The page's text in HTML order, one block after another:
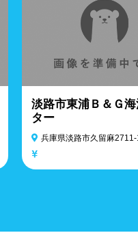
淡路市東浦Ｂ＆Ｇ
ター
兵庫県淡路市久留麻